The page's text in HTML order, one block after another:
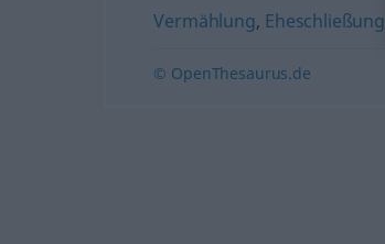
Vermählung, Eheschließung
© OpenThesaurus.de